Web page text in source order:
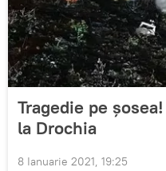
Tragedie pe
la Drochia
8 Ianuarie 2021, 19:25